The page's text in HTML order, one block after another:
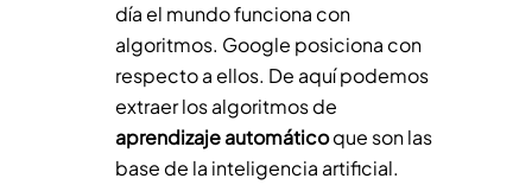
día el mundo funciona con
algoritmos. Google posiciona con
respecto a ellos. De aquí podemos
extraer los algoritmos de
aprendizaje automáticoque son las
base de la inteligencia artificial.